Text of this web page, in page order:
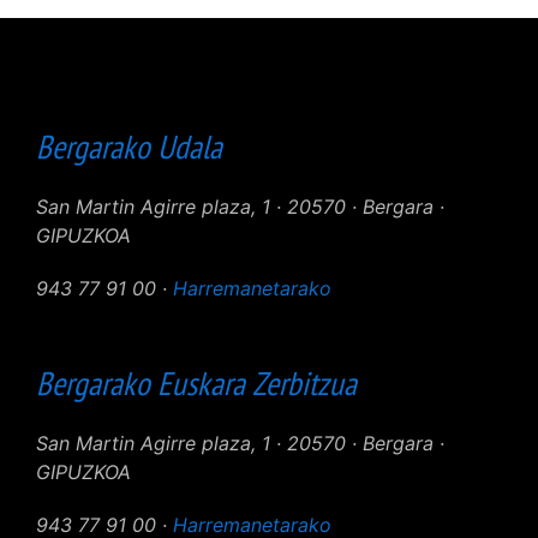
Bergarako Udala
San Martin Agirre plaza, 1 · 20570 · Bergara ·
GIPUZKOA
943 77 91 00 · Harremanetarako
Bergarako Euskara Zerbitzua
San Martin Agirre plaza, 1 · 20570 · Bergara ·
GIPUZKOA
943 77 91 00 · Harremanetarako